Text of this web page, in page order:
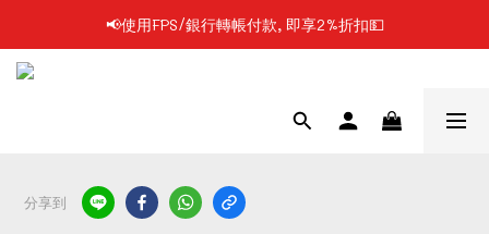
📢凡購物滿$199 順豐自提點免運費📦📦
📢使用FPS/銀行轉帳付款, 即享2%折扣💵
分享到